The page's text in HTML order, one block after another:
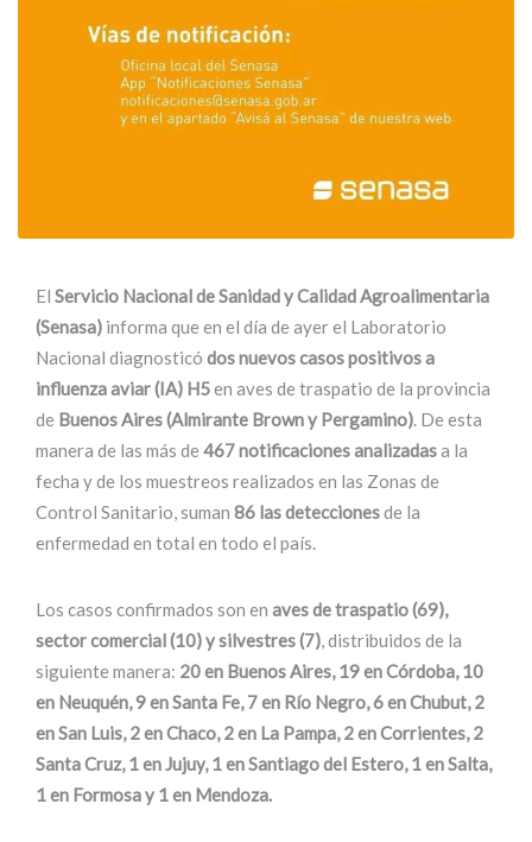
El Servicio Nacional de Sanidad y Calidad Agroalimentaria
(Senasa) informa que en el día de ayer el Laboratorio
Nacional diagnosticó dos nuevos casos positivos a
influenza aviar (IA) H5en aves de traspatio de la provincia
de Buenos Aires (Almirante Brown y Pergamino). De esta
manera de las más de 467 notificaciones analizadasa la
fecha y de los muestreos realizados en las Zonas de
Control Sanitario, suman 86 las deteccionesde la
enfermedad en total en todo el país.
Los casos confirmados son en aves de traspatio (69),
sector comercial (10) y silvestres (7), distribuidos de la
siguiente manera: 20 en Buenos Aires, 19 en Córdoba, 10
en Neuquén, 9 en Santa Fe, 7 en Río Negro, 6 en Chubut, 2
en San Luis, 2 en Chaco, 2 en La Pampa, 2 en Corrientes, 2
Santa Cruz, 1 en Jujuy, 1 en Santiago del Estero, 1 en Salta,
1 en Formosa y 1 en Mendoza.